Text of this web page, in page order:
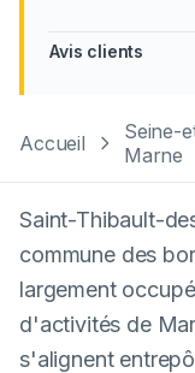
Avis clients
Accueil
Seine-
Marne
Saint-Thibault-
commune des
largement
d'activités de
s'alignent